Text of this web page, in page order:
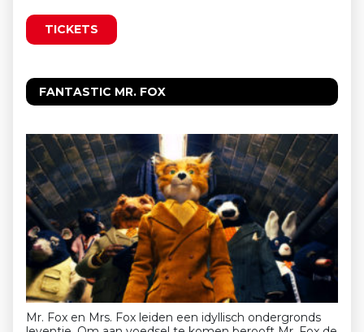
TICKETS
FANTASTIC MR. FOX
Mr. Fox en Mrs. Fox leiden een idyllisch ondergronds